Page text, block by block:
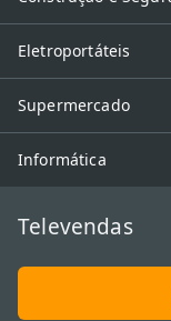
Eletroportáteis
Supermercado
Informática
Televendas